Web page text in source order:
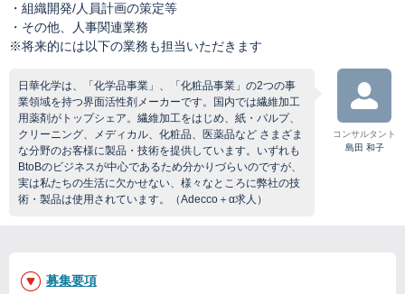
・組織開発/人員計画の策定等
・その他、人事関連業務
※将来的には以下の業務も担当いただきます
日華化学は、「化学品事業」、「化粧品事業」の2つの事
業領域を持つ界面活性剤メーカーです。国内では繊維加工
用薬剤がトップシェア。繊維加工をはじめ、紙・パルプ、
クリーニング、メディカル、化粧品、医薬品など さまざま
な分野のお客様に製品・技術を提供しています。いずれも
BtoBのビジネスが中心であるため分かりづらいのですが、
実は私たちの生活に欠かせない、様々なところに弊社の技
術・製品は使用されています。（Adecco＋α求人）
コンサルタント
島田 和子
募集要項